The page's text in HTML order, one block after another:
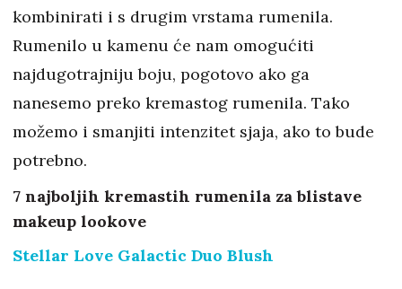
kombinirati i s drugim vrstama rumenila.
Rumenilo u kamenu će nam omogućiti
najdugotrajniju boju, pogotovo ako ga
nanesemo preko kremastog rumenila. Tako
možemo i smanjiti intenzitet sjaja, ako to bude
potrebno.
7 najboljih kremastih rumenila za blistave
makeup lookove
Stellar Love Galactic Duo Blush